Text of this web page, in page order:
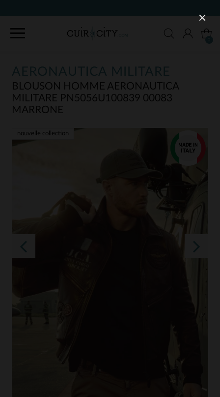
AERONAUTICA MILITARE
BLOUSON HOMME AERONAUTICA
MILITARE PN5056U100839 00083
MARRONE
nouvelle collection